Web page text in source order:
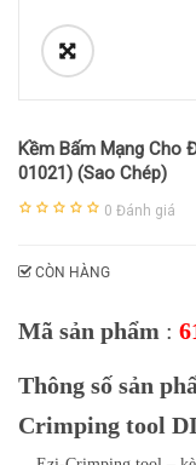
Kềm Bấm Mạng Cho
01021) (Sao Chép)
0 Đánh giá
CÒN HÀNG
Mã sản phẩm :
Thông số sản
Crimping tool